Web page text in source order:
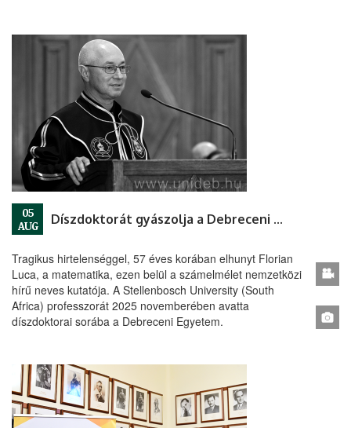
05
AUG
Díszdoktorát gyászolja a Debreceni Egyetem
Tragikus hirtelenséggel, 57 éves korában elhunyt Florian
Luca, a matematika, ezen belül a számelmélet nemzetközi
hírű neves kutatója. A Stellenbosch University (South
Africa) professzorát 2025 novemberében avatta
díszdoktorai sorába a Debreceni Egyetem.